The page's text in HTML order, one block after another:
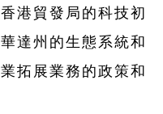
港貿發局的科技初
達州的生態系統和
拓展業務的政策和